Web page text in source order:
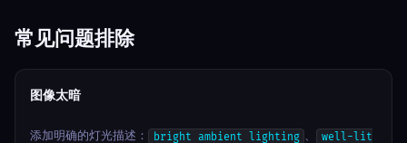
常见问题排除
图像太暗
添加明确的灯光描述： bright ambient lighting 、 well-lit